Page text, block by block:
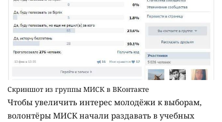
Скриншот из группы МИСК в ВКонтакте
Чтобы увеличить интерес молодёжи к выборам,
волонтёры МИСК начали раздавать в учебных